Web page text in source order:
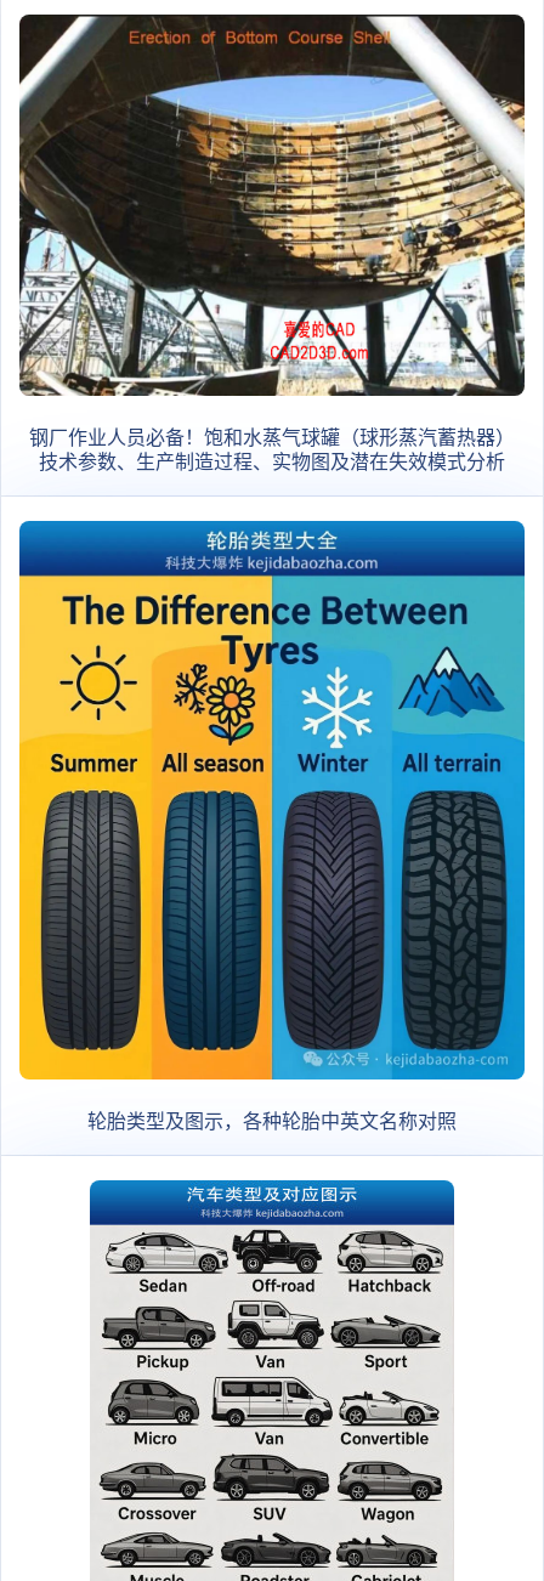
钢厂作业人员必备！饱和水蒸气球罐（球形蒸汽蓄热器）
技术参数、生产制造过程、实物图及潜在失效模式分析
轮胎类型及图示，各种轮胎中英文名称对照